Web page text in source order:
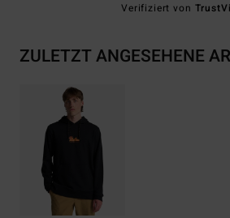
Verifiziert von
ZULETZT ANGESEHENE